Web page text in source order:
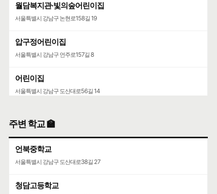
월담복지관·빛의숲어린이집
서울특별시 강남구 논현로158길 19
압구정어린이집
서울특별시 강남구 언주로157길 8
어린이집
서울특별시 강남구 도산대로56길 14
주변 학교 🏫
언북중학교
서울특별시 강남구 도산대로38길 27
청담고등학교